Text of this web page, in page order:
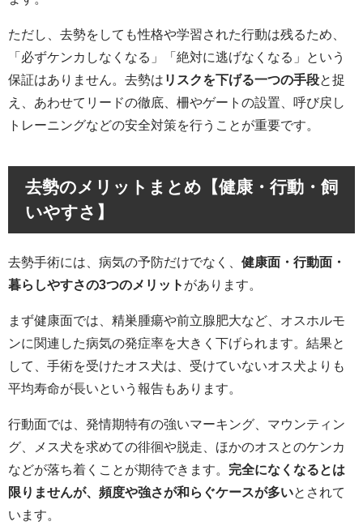
ただし、去勢をしても性格や学習された行動は残るため、
「必ずケンカしなくなる」「絶対に逃げなくなる」という
保証はありません。去勢は リスクを下げる一つの手段と捉
え、あわせてリードの徹底、柵やゲートの設置、呼び戻し
トレーニングなどの安全対策を行うことが重要です。
去勢のメリットまとめ【健康・行動・飼
いやすさ】
去勢手術には、病気の予防だけでなく、 健康面・行動面・
暮らしやすさの3つのメリット があります。
まず健康面では、精巣腫瘍や前立腺肥大など、オスホルモ
ンに関連した病気の発症率を大きく下げられます。結果と
して、手術を受けたオス犬は、受けていないオス犬よりも
平均寿命が長いという報告もあります。
行動面では、発情期特有の強いマーキング、マウンティン
グ、メス犬を求めての徘徊や脱走、ほかのオスとのケンカ
などが落ち着くことが期待できます。 完全になくなるとは
限りませんが、頻度や強さが和らぐケースが多いとされて
います。